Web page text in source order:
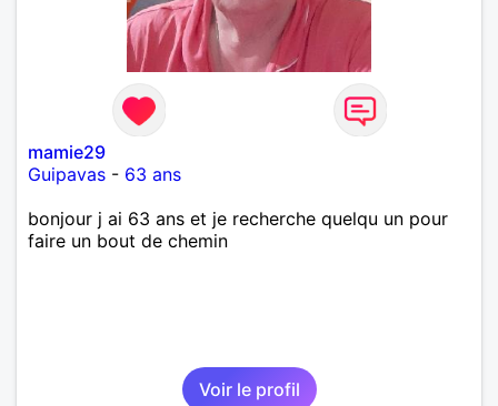
mamie29
Guipavas - 63 ans
bonjour j ai 63 ans et je recherche quelqu un pour
faire un bout de chemin
Voir le profil